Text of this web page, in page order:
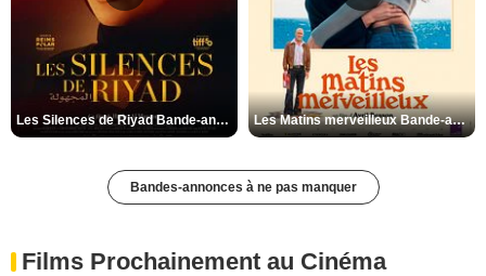
Les Silences de Riyad Bande-annonce VO STFR Les Matins merveilleux Bande-annonce VF
Bandes-annonces à ne pas manquer
Films Prochainement au Cinéma